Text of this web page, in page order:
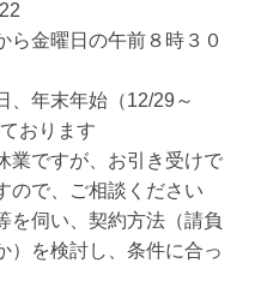
ら金曜日の午前８時３０
、年末年始（12/29～
おります
業ですが、お引き受けで
ので、ご相談ください
を伺い、契約方法（請負
）を検討し、条件に合っ